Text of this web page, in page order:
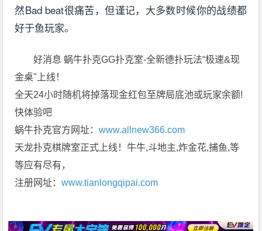
然Bad beat很痛苦，但谨记，大多数时候你的战绩都
好于鱼玩家。
好消息 蜗牛扑克GG扑克室-全新德扑玩法“极速&现
金桌"上线！
全天24小时随机将掉落现金红包至牌局底池或玩家余额!
快体验吧
蜗牛扑克官方网址：www.allnew366.com
天龙扑克棋牌室正式上线！牛牛,斗地主,炸金花,捕鱼,等
等应有尽有，
注册网址：www.tianlongqipai.com